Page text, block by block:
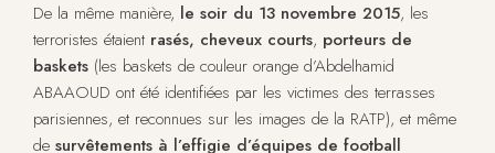
De la même manière, le soir du 13 novembre 2015, les
terroristes étaient rasés, cheveux courts, porteurs de
baskets (les baskets de couleur orange d’Abdelhamid
ABAAOUD ont été identifiées par les victimes des terrasses
parisiennes, et reconnues sur les images de la RATP), et même
de survêtements à l’effigie d’équipes de football